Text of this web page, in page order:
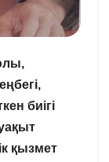
биігі
қызмет